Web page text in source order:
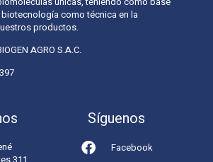
como técnica en la
productos.
AGRO S.A.C.
Síguenos
Facebook